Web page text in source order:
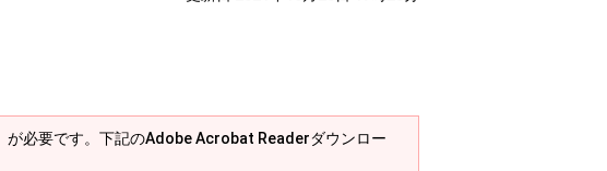
必要です。下記のAdobe Acrobat Readerダウンロー